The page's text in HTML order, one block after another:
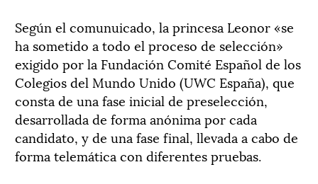
Según el comunuicado, la princesa Leonor «se
ha sometido a todo el proceso de selección»
exigido por la Fundación Comité Español de los
Colegios del Mundo Unido (UWC España), que
consta de una fase inicial de preselección,
desarrollada de forma anónima por cada
candidato, y de una fase final, llevada a cabo de
forma telemática con diferentes pruebas.